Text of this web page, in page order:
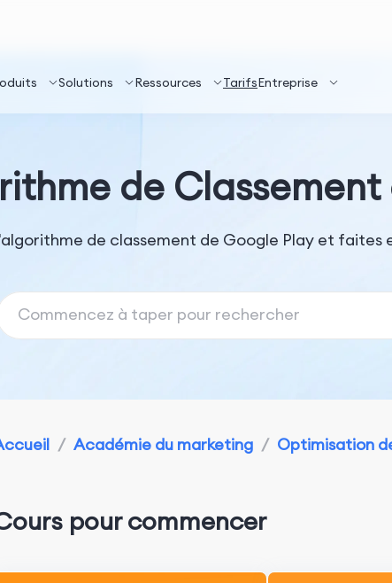
Solutions Ressources TarifsEntreprise
de
de classement de Google Play et
/ Académie du marketing / Optimisation
pour commencer